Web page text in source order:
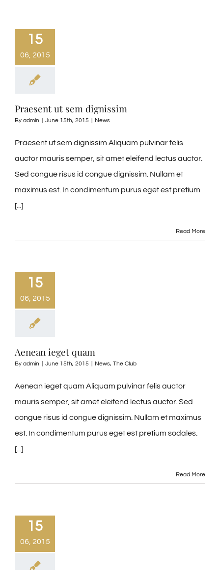
15
06, 2015
Praesent ut sem dignissim
By admin June 15th, 2015 News
Praesent ut sem dignissim Aliquam pulvinar felis
auctor mauris semper, sit amet eleifend lectus auctor.
Sed congue risus id congue dignissim. Nullam et
maximus est. In condimentum purus eget est pretium
[...]
Read More
15
06, 2015
Aenean ieget quam
By admin June 15th, 2015 News, The Club
Aenean ieget quam Aliquam pulvinar felis auctor
mauris semper, sit amet eleifend lectus auctor. Sed
congue risus id congue dignissim. Nullam et maximus
est. In condimentum purus eget est pretium sodales.
[...]
Read More
15
06, 2015